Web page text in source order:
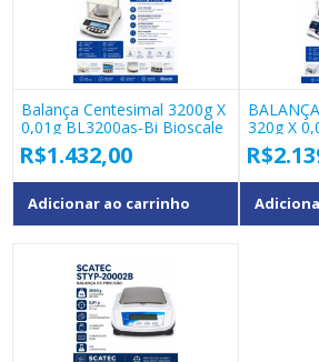
Balança Centesimal 3200g X
0,01g BL3200as-Bi Bioscale
R$1.432,00
Adicionar ao carrinho
320g X
R$